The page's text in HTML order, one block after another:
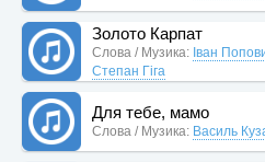
Золото Карпат
Слова / Музика: Іван
Степан Гіга
Для тебе, мамо
Слова / Музика: Василь